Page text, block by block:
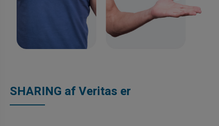
SHARING af Veritas er